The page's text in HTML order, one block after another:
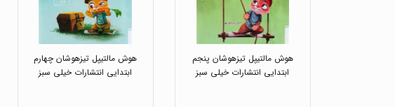
هوش مالتیپل تیزهوشان پنجم
ابتدایی انتشارات خیلی سبز
هوش مالتیپل تیزهوشان چهارم
ابتدایی انتشارات خیلی سبز